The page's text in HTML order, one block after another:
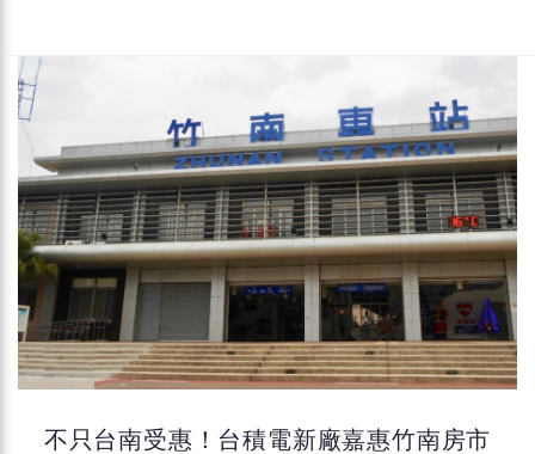
不只台南受惠！台積電新廠嘉惠竹南房市